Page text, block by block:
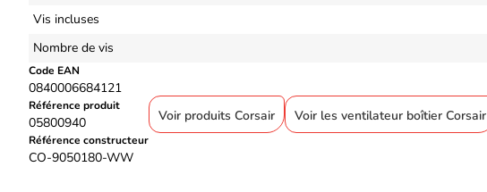
Vis incluses
Nombre de vis
Code EAN
0840006684121
Référence produit
05800940
Référence constructeur
CO-9050180-WW
Voir produits Corsair Voir les ventilateur boîtier Corsair